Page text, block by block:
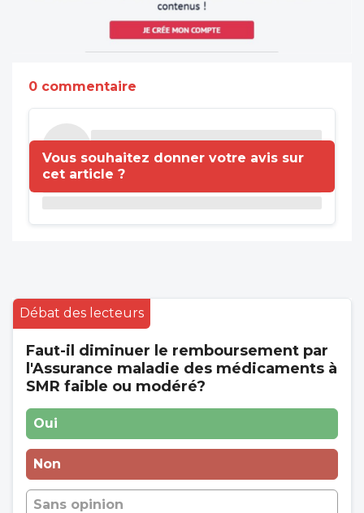
0 commentaire
Vous souhaitez donner votre avis sur
cet article ?
Débat des lecteurs
Faut-il diminuer le remboursement par
l'Assurance maladie des médicaments à
SMR faible ou modéré?
Oui
Non
Sans opinion